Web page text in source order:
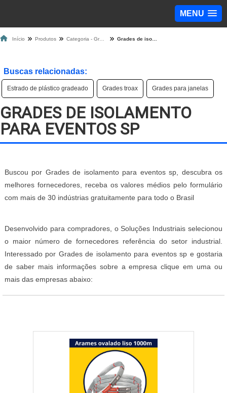
MENU
Início Produtos
Buscas relacionadas:
Estrado de plástico gradeado Grades troax Grades para janelas
GRADES DE ISOLAMENTO
PARA EVENTOS SP
Buscou por Grades de isolamento para eventos sp, descubra os
melhores fornecedores, receba os valores médios pelo formulário
com mais de 30 indústrias gratuitamente para todo o Brasil
Desenvolvido para compradores, o Soluções Industriais selecionou
o maior número de fornecedores referência do setor industrial.
Interessado por Grades de isolamento para eventos sp e gostaria
de saber mais informações sobre a empresa clique em uma ou
mais das empresas abaixo: